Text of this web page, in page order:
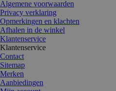
Algemene voorwaarden
Privacy verklaring
Opmerkingen en klachten
Afhalen in de winkel
Klantenservice
Klantenservice
Contact
Sitemap
Merken
Aanbiedingen